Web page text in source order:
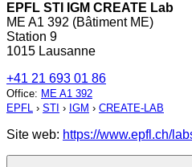
EPFL STI IGM CREATE Lab
ME A1 392 (Bâtiment ME)
Station 9
1015 Lausanne
+41 21 693 01 86
Office: ME A1 392
EPFL › STI › IGM › CREATE-LAB
Site web: https://www.epfl.ch/